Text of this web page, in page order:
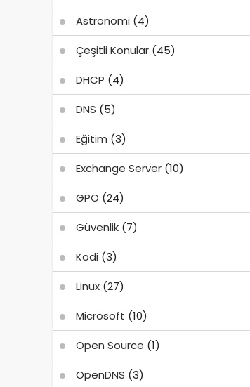
Astronomi (4)
Çeşitli Konular(45)
DHCP (4)
DNS (5)
Eğitim (3)
Exchange Server(10)
GPO (24)
Güvenlik(7)
Kodi (3)
Linux(27)
Microsoft (10)
Open Source (1)
OpenDNS (3)